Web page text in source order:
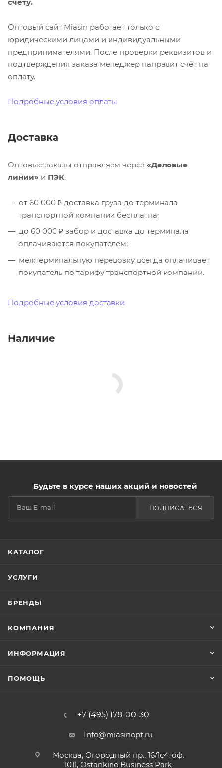
счёту.
Оптовый сайт Miasin работает только с
юридическими лицами и индивидуальными
предпринимателями. После проверки реквизитов и
подтверждения заказа менеджер направит счёт на
оплату.
Подробные условия оплаты
Доставка
Оптовые заказы отправляем через «Деловые
линии» и ПЭК.
от 60 000 ₽ доставка груза до терминала
транспортной компании бесплатна;
до 60 000 ₽ забор и доставка до терминала
оплачиваются покупателем;
межтерминальную перевозку всегда оплачивает
покупатель по тарифу транспортной компании.
Подробные условия доставки
Наличие
Будьте в курсе наших акций и новостей
ПОДПИСАТЬСЯ
КАТАЛОГ
УСЛУГИ
БРЕНДЫ
КОМПАНИЯ
ИНФОРМАЦИЯ
ПОМОЩЬ
+7 (495) 178-00-30
Info@miasinopt.ru
Москва, Огородный пр., 16/1с4, оф.
1011, Ostankino Business Park